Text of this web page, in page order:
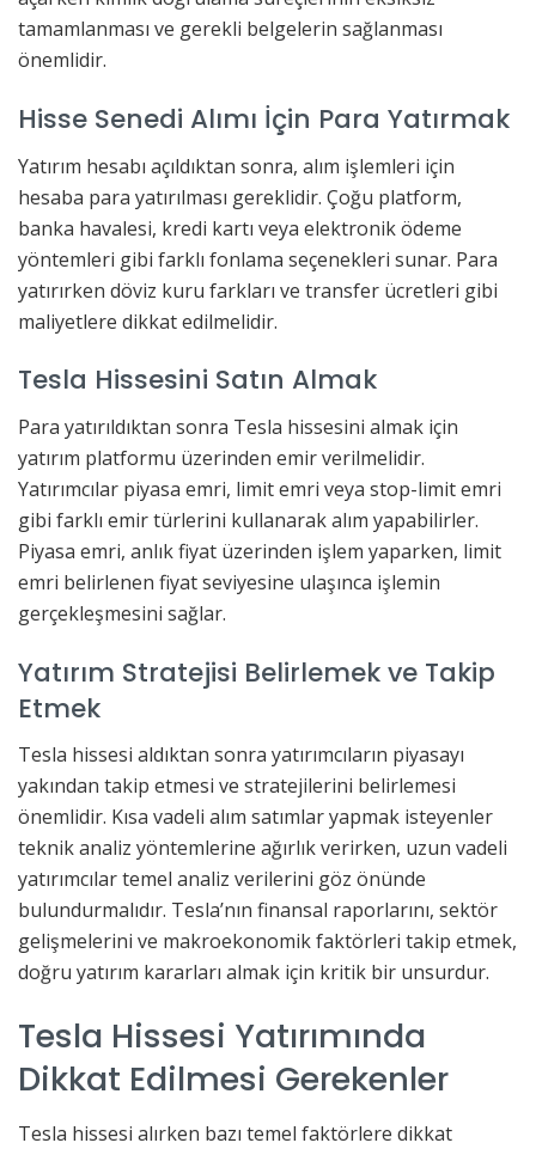
tamamlanması ve gerekli belgelerin sağlanması
önemlidir.
Hisse Senedi Alımı İçin Para Yatırmak
Yatırım hesabı açıldıktan sonra, alım işlemleri için
hesaba para yatırılması gereklidir. Çoğu platform,
banka havalesi, kredi kartı veya elektronik ödeme
yöntemleri gibi farklı fonlama seçenekleri sunar. Para
yatırırken döviz kuru farkları ve transfer ücretleri gibi
maliyetlere dikkat edilmelidir.
Tesla Hissesini Satın Almak
Para yatırıldıktan sonra Tesla hissesini almak için
yatırım platformu üzerinden emir verilmelidir.
Yatırımcılar piyasa emri, limit emri veya stop-limit emri
gibi farklı emir türlerini kullanarak alım yapabilirler.
Piyasa emri, anlık fiyat üzerinden işlem yaparken, limit
emri belirlenen fiyat seviyesine ulaşınca işlemin
gerçekleşmesini sağlar.
Yatırım Stratejisi Belirlemek ve Takip
Etmek
Tesla hissesi aldıktan sonra yatırımcıların piyasayı
yakından takip etmesi ve stratejilerini belirlemesi
önemlidir. Kısa vadeli alım satımlar yapmak isteyenler
teknik analiz yöntemlerine ağırlık verirken, uzun vadeli
yatırımcılar temel analiz verilerini göz önünde
bulundurmalıdır. Tesla’nın finansal raporlarını, sektör
gelişmelerini ve makroekonomik faktörleri takip etmek,
doğru yatırım kararları almak için kritik bir unsurdur.
Tesla Hissesi Yatırımında
Dikkat Edilmesi Gerekenler
Tesla hissesi alırken bazı temel faktörlere dikkat